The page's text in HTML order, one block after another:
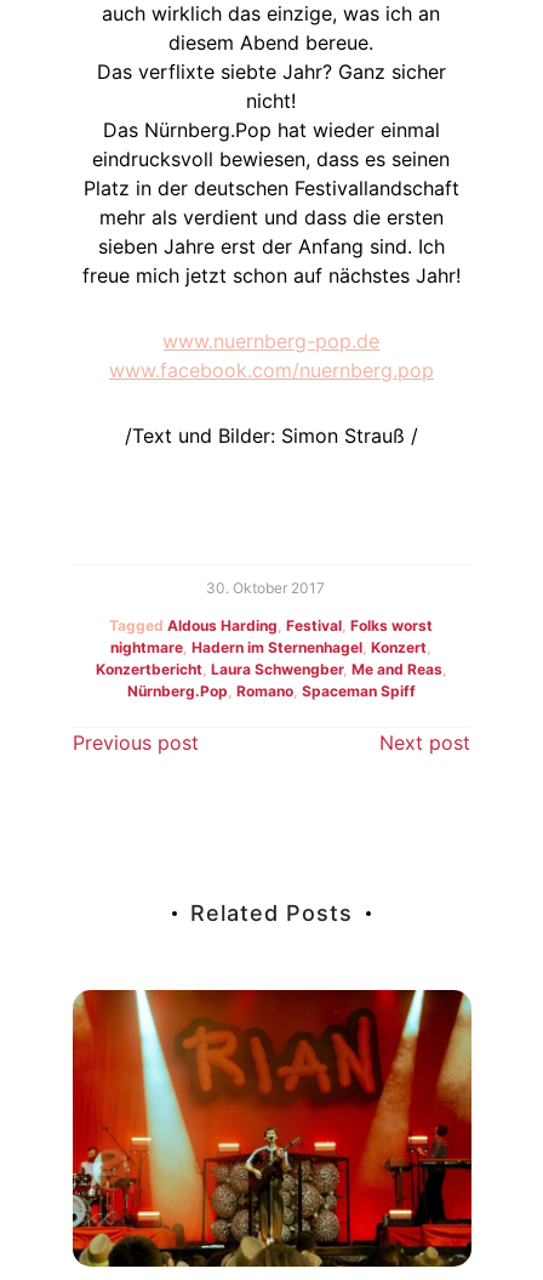
auch wirklich das einzige, was ich an
diesem Abend bereue.
Das verflixte siebte Jahr? Ganz sicher
nicht!
Das Nürnberg.Pop hat wieder einmal
eindrucksvoll bewiesen, dass es seinen
Platz in der deutschen Festivallandschaft
mehr als verdient und dass die ersten
sieben Jahre erst der Anfang sind. Ich
freue mich jetzt schon auf nächstes Jahr!
www.nuernberg-pop.de
www.facebook.com/nuernberg.pop
/Text und Bilder: Simon Strauß /
30. Oktober 2017
TaggedAldous Harding,Festival,Folks worst
nightmare,Hadern im Sternenhagel,Konzert,
Konzertbericht, Laura Schwengber, Me and Reas,
Nürnberg.Pop, Romano, Spaceman Spiff
Beitragsnavigation
Previous post Next post
Related Posts